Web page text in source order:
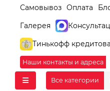
Самовывоз Оплата
Галерея
Тинькофф
Наши контакты и адреса
Все категории